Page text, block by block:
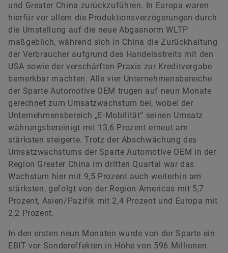
und Greater China zurückzuführen. In Europa waren
hierfür vor allem die Produktionsverzögerungen durch
die Umstellung auf die neue Abgasnorm WLTP
maßgeblich, während sich in China die Zurückhaltung
der Verbraucher aufgrund des Handelsstreits mit den
USA sowie der verschärften Praxis zur Kreditvergabe
bemerkbar machten. Alle vier Unternehmensbereiche
der Sparte Automotive OEM trugen auf neun Monate
gerechnet zum Umsatzwachstum bei, wobei der
Unternehmensbereich „E-Mobilität“ seinen Umsatz
währungsbereinigt mit 13,6 Prozent erneut am
stärksten steigerte. Trotz der Abschwächung des
Umsatzwachstums der Sparte Automotive OEM in der
Region Greater China im dritten Quartal war das
Wachstum hier mit 9,5 Prozent auch weiterhin am
stärksten, gefolgt von der Region Americas mit 5,7
Prozent, Asien/Pazifik mit 2,4 Prozent und Europa mit
2,2 Prozent.
In den ersten neun Monaten wurde von der Sparte ein
EBIT vor Sondereffekten in Höhe von 596 Millionen